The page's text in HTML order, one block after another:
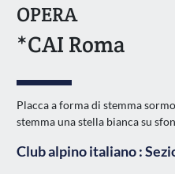
OPERA
*CAI Roma
Placca a forma di stemma
stemma una stella bianca su
Club alpino italiano :